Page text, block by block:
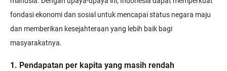
fondasi ekonomi dan sosial untuk mencapai status negara maju
dan memberikan kesejahteraan yang lebih baik bagi
masyarakatnya.
1. Pendapatan per kapita yang masih rendah